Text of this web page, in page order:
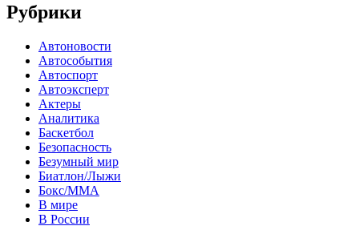
Рубрики
Автоновости
Автособытия
Автоспорт
Автоэксперт
Актеры
Аналитика
Баскетбол
Безопасность
Безумный мир
Биатлон/Лыжи
Бокс/MMA
В мире
В России